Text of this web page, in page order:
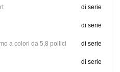
di serie
di serie
a colori da 5,8 pollici di serie
di serie